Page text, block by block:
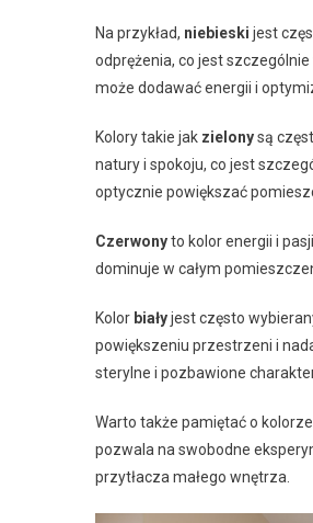
Na przykład, niebieski jest
odprężenia, co jest
może dodawać energii i
Kolory takie jak zielonysą
natury i spokoju, co jest
optycznie powiększać
Czerwonyto kolor energii i
dominuje w całym
Kolor białyjest często
powiększeniu przestrzeni i
sterylne i pozbawione
Warto także pamiętać o kolorze
pozwala na swobodne
przytłacza małego wnętrza.